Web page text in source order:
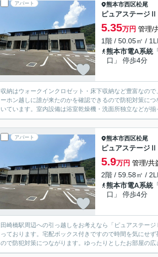
アパート 熊本市西区松尾
ピュアステージ
5.35万円 管理/
1階 / 50.05㎡ /
熊本市電A系統
口」 停歩4分
収納はウォークインクロゼット・床下収納など豊富なの
ーホン越しに誰が来たのかを確認できるので防犯対策に
いています。室内設備は浴室乾燥機・洗面所独立などが
アパート 熊本市西区松尾
ピュアステージ
5.9万円 管理/共
2階 / 59.58㎡ /
熊本市電A系統
口」 停歩4分
田崎橋駅周辺への引っ越しをお考えなら「ピュアステー
っております。宅配ボックス付きですので時間を気にせ
ので防犯対策につながります。ゆったりとしたお部屋の